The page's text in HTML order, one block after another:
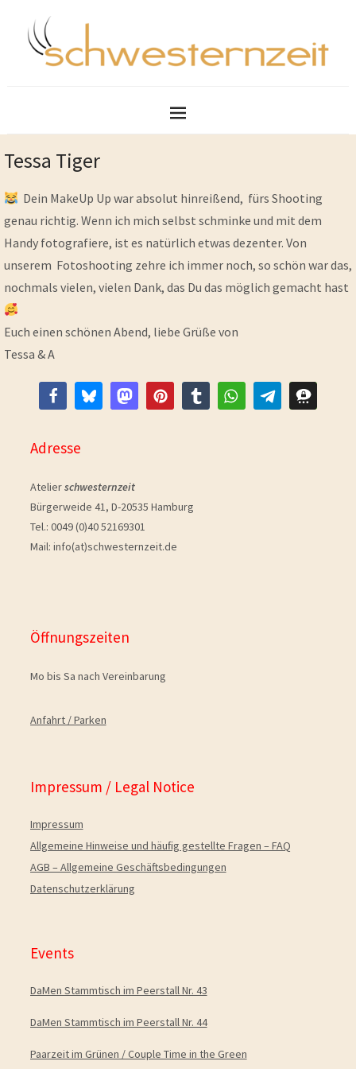
Tessa Tiger
Dein MakeUp Up war absolut hinreißend, fürs Shooting
genau richtig. Wenn ich mich selbst schminke und mit dem
Handy fotografiere, ist es natürlich etwas dezenter. Von
unserem Fotoshooting zehre ich immer noch, so schön war das,
nochmals vielen, vielen Dank, das Du das möglich gemacht hast
Euch einen schönen Abend, liebe Grüße von
Tessa & A
Adresse
Atelierschwesternzeit
Bürgerweide 41, D-20535 Hamburg
Tel.: 0049 (0)40 52169301
Mail: info(at)schwesternzeit.de
Öffnungszeiten
Mo bis Sa nach Vereinbarung
Anfahrt / Parken
Impressum / Legal Notice
Impressum
Allgemeine Hinweise und häuﬁg gestellte Fragen – FAQ
AGB – Allgemeine Geschäftsbedingungen
Datenschutzerklärung
Events
DaMen Stammtisch im Peerstall Nr. 43
DaMen Stammtisch im Peerstall Nr. 44
Paarzeit im Grünen / Couple Time in the Green